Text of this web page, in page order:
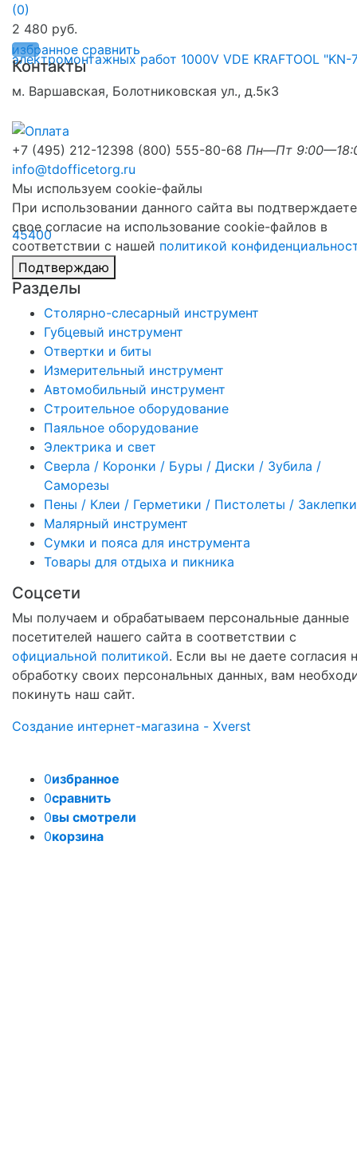
избранное сравнить
(0)
2 480 руб.
Контакты
м. Варшавская, Болотниковская ул., д.5к3
+7 (495) 212-12398 (800) 555-80-68 Пн—Пт
info@tdofficetorg.ru
Мы используем cookie-файлы
При использовании данного сайта вы подтверждаете
свое согласие на использование cookie-файлов в
соответствии с нашей политикой
Подтверждаю
Разделы
Столярно-слесарный инструмент
Губцевый инструмент
Отвертки и биты
Измерительный инструмент
Автомобильный инструмент
Строительное оборудование
Паяльное оборудование
Электрика и свет
Сверла / Коронки / Буры / Диски / Зубила /
Саморезы
Пены / Клеи / Герметики / Пистолеты / Заклепки
Малярный инструмент
Сумки и пояса для инструмента
Товары для отдыха и пикника
Соцсети
Мы получаем и обрабатываем персональные данные
посетителей нашего сайта в соответствии с
официальной политикой. Если вы не даете согласия
обработку своих персональных данных, вам
покинуть наш сайт.
Создание интернет-магазина - Xverst
0избранное
0сравнить
0вы смотрели
0корзина